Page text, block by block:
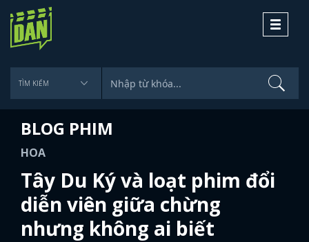
Toggle
BLOG PHIM
HOA
Tây Du Ký và loạt phim đổi
diễn viên giữa chừng
nhưng không ai biết